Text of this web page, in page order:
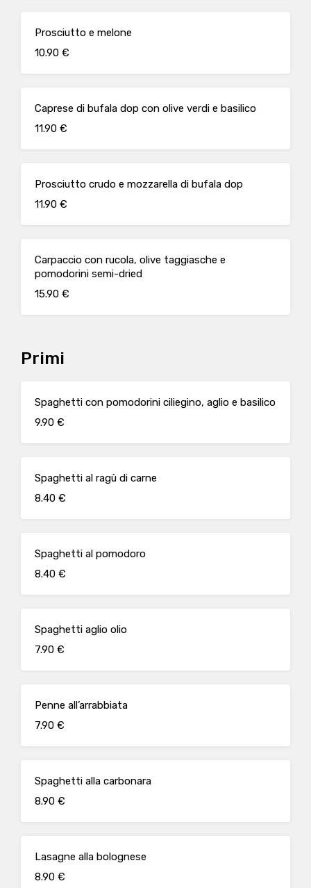
Prosciutto e melone
10.90 €
Caprese di bufala dop con olive verdi e basilico
11.90 €
Prosciutto crudo e mozzarella di bufala dop
11.90 €
Carpaccio con rucola, olive taggiasche e
pomodorini semi-dried
15.90 €
Primi
Spaghetti con pomodorini ciliegino, aglio e basilico
9.90 €
Spaghetti al ragù di carne
8.40 €
Spaghetti al pomodoro
8.40 €
Spaghetti aglio olio
7.90 €
Penne all’arrabbiata
7.90 €
Spaghetti alla carbonara
8.90 €
Lasagne alla bolognese
8.90 €